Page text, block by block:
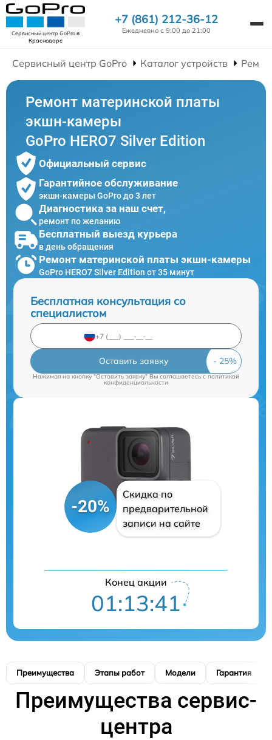
Сервисный центр GoProв
Краснодаре
+7 (861) 212-36-12
Ежедневно с 9:00 до 21:00
Сервисный центр GoPro Каталог устройств
Ремонт материнской платы
экшн-камеры
GoPro HERO7 Silver Edition
Официальный сервис
Гарантийное обслуживание
экшн-камеры GoPro до 3 лет
Диагностика за наш счет,
ремонт по желанию
Бесплатный выезд курьера
в день обращения
Ремонт материнской платы экшн-камеры
GoPro HERO7 Silver Edition от 35 минут
Бесплатная консультация со
специалистом
Оставить заявку
Нажимая на кнопку "Оставить заявку" Вы соглашаетесь c политикой
конфиденциальности
-20%
Скидка по
предварительной
записи на сайте
Конец акции
01:13:41
Преимущества Этапы работ Модели Гарантия
Преимущества сервис-
центра